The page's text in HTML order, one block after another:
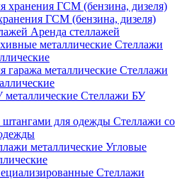
ГСМ (бензина, дизеля)
Аренда стеллажей
Стеллажи
Стеллажи
Стеллажи БУ
Стеллажи со
Угловые
Стеллажи